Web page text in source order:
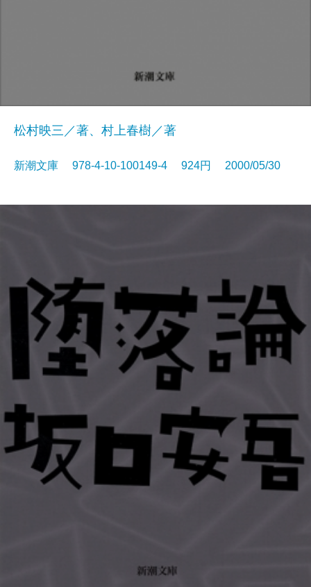
松村映三／著、村上春樹／著
新潮文庫 978-4-10-100149-4 924円 2000/05/30